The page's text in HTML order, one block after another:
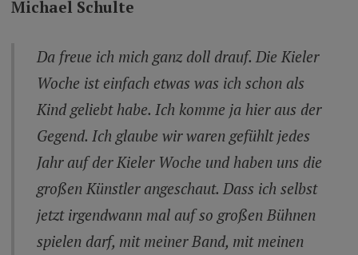
Michael Schulte
Da freue ich mich ganz doll drauf. Die Kieler
Woche ist einfach etwas was ich schon als
Kind geliebt habe. Ich komme ja hier aus der
Gegend. Ich glaube wir waren gefühlt jedes
Jahr auf der Kieler Woche und haben uns die
großen Künstler angeschaut. Dass ich selbst
jetzt irgendwann mal auf so großen Bühnen
spielen darf, mit meiner Band, mit meinen